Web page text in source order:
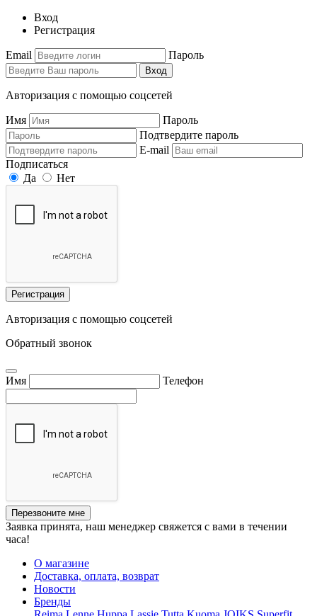
Вход
Регистрация
Email Пароль
Вход
Авторизация с помощью соцсетей
Имя
Пароль
Подтвердите пароль
E-mail
Подписаться
Да
Нет
Регистрация
Авторизация с помощью соцсетей
Обратный звонок
Имя Телефон
Перезвоните мне
Заявка принята, наш менеджер свяжется с вами в течении
часа!
О магазине
Доставка, оплата, возврат
Новости
Бренды